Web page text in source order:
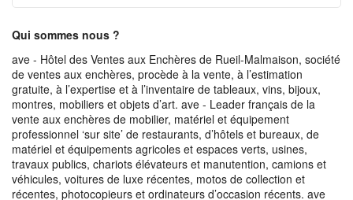
Qui sommes nous ?
ave - Hôtel des Ventes aux Enchères de Rueil-Malmaison, société
de ventes aux enchères, procède à la vente, à l’estimation
gratuite, à l’expertise et à l’inventaire de tableaux, vins, bijoux,
montres, mobiliers et objets d’art. ave - Leader français de la
vente aux enchères de mobilier, matériel et équipement
professionnel ‘sur site’ de restaurants, d’hôtels et bureaux, de
matériel et équipements agricoles et espaces verts, usines,
travaux publics, chariots élévateurs et manutention, camions et
véhicules, voitures de luxe récentes, motos de collection et
récentes, photocopieurs et ordinateurs d’occasion récents. ave